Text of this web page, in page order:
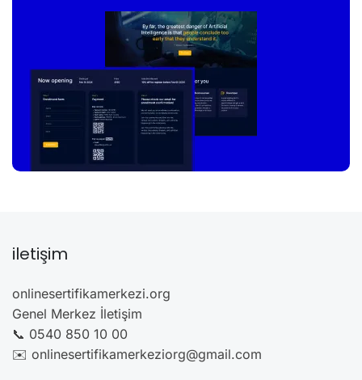
iletişim
onlinesertifikamerkezi.org
Genel Merkez İletişim
📞 0540 850 10 00
✉️ onlinesertifikamerkeziorg@gmail.com